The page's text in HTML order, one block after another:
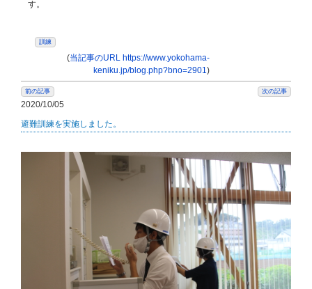
す。
訓練
(当記事のURL https://www.yokohama-
keniku.jp/blog.php?bno=2901)
前の記事 次の記事
2020/10/05
避難訓練を実施しました。